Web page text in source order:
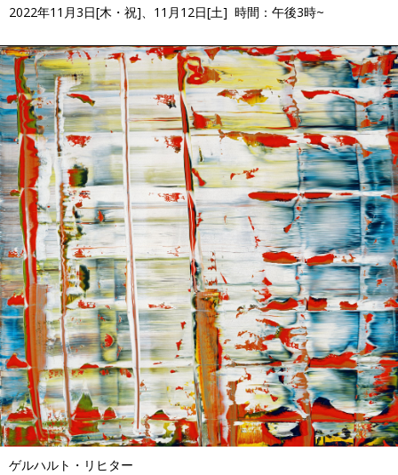
2022年11月3日[木・祝]、11月12日[土] 時間：午後3時~
ゲルハルト・リヒター